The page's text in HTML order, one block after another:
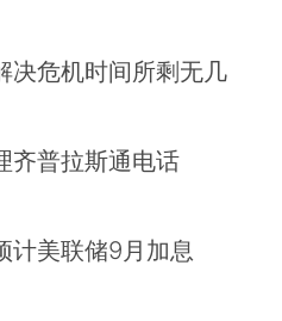
决危机时间所剩无几
齐普拉斯通电话
计美联储9月加息